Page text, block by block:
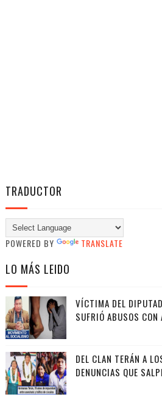
TRADUCTOR
POWERED BY TRANSLATE
LO MÁS LEIDO
VÍCTIMA DEL
SUFRIÓ ABUSOS CON
DEL CLAN TERÁN A
DENUNCIAS QUE